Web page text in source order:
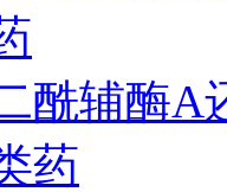
酰辅酶A
药